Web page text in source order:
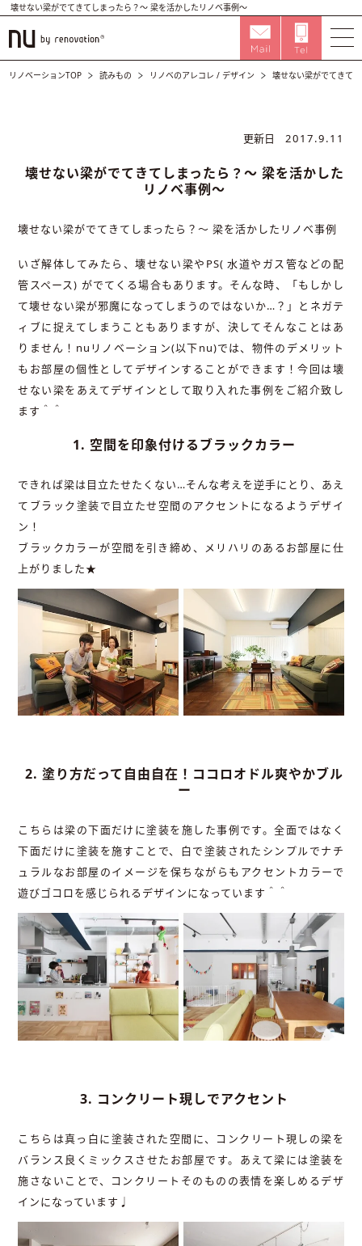
壊せない梁がでてきてしまったら？～ 梁を活かしたリノベ事例～
リノベーションTOP 読みもの リノベのアレコレ /デザイン 壊せない梁がでてきて
更新日 2017.9.11
壊せない梁がでてきてしまったら？～ 梁を活かした
リノベ事例～
壊せない梁がでてきてしまったら？～ 梁を活かしたリノベ事例
いざ解体してみたら、壊せない梁やPS( 水道やガス管などの配
管スペース) がでてくる場合もあります。そんな時、「もしかし
て壊せない梁が邪魔になってしまうのではないか…？」とネガテ
ィブに捉えてしまうこともありますが、決してそんなことはあ
りません！nuリノベーション(以下nu)では、物件のデメリット
もお部屋の個性としてデザインすることができます！今回は壊
せない梁をあえてデザインとして取り入れた事例をご紹介致し
ます＾＾
1. 空間を印象付けるブラックカラー
できれば梁は目立たせたくない…そんな考えを逆手にとり、あえ
てブラック塗装で目立たせ空間のアクセントになるようデザイ
ン！
ブラックカラーが空間を引き締め、メリハリのあるお部屋に仕
上がりました★
2. 塗り方だって自由自在！ココロオドル爽やかブル
ー
こちらは梁の下面だけに塗装を施した事例です。全面ではなく
下面だけに塗装を施すことで、白で塗装されたシンプルでナチ
ュラルなお部屋のイメージを保ちながらもアクセントカラーで
遊びゴコロを感じられるデザインになっています＾＾
3. コンクリート現しでアクセント
こちらは真っ白に塗装された空間に、コンクリート現しの梁を
バランス良くミックスさせたお部屋です。あえて梁には塗装を
施さないことで、コンクリートそのものの表情を楽しめるデザ
インになっています♩